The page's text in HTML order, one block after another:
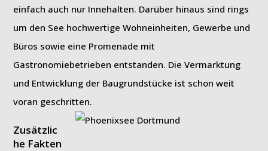
einfach auch nur Innehalten. Darüber hinaus sind rings
um den See hochwertige Wohneinheiten, Gewerbe und
Büros sowie eine Promenade mit
Gastronomiebetrieben entstanden. Die Vermarktung
und Entwicklung der Baugrundstücke ist schon weit
voran geschritten.
Zusätzlic
he Fakten